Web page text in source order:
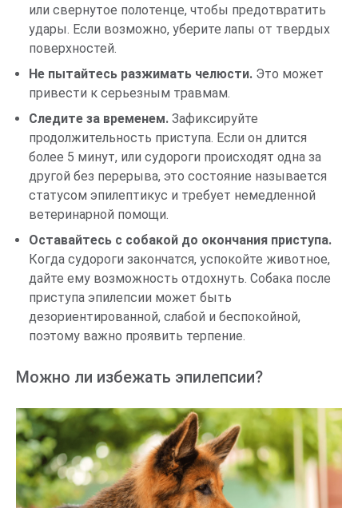
или свернутое полотенце, чтобы предотвратить
удары. Если возможно, уберите лапы от твердых
поверхностей.
Не пытайтесь разжимать челюсти. Это может
привести к серьезным травмам.
Следите за временем. Зафиксируйте
продолжительность приступа. Если он длится
более 5 минут, или судороги происходят одна за
другой без перерыва, это состояние называется
статусом эпилептикус и требует немедленной
ветеринарной помощи.
Оставайтесь с собакой до окончания приступа.
Когда судороги закончатся, успокойте животное,
дайте ему возможность отдохнуть. Собака после
приступа эпилепсии может быть
дезориентированной, слабой и беспокойной,
поэтому важно проявить терпение.
Можно ли избежать эпилепсии?